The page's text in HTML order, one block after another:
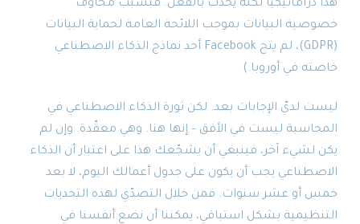
هذا دراماتيكيًا لكنه يحدث بالفعل. فبسبب مخاوف
خصوصية البيانات بموجب اللائحة العامة لحماية البيانات
(GDPR)، لم يتح Facebook أحد نماذج الذكاء الاصطناعي
خاصته في أوروبا.)
ليست لديّ الإجابات بعد. لكن ثورة الذكاء الاصطناعي في
المحاسبة ليست في الأفق – إنها هنا. وهي معقّدة. وإن لم
يكن لشيء آخر، فينبغي أن يشجّعك هذا على اعتبار أن الذكاء
الاصطناعي يجب أن يكون على جدول أعمالك اليوم، لا بعد
خمس أو عشر سنوات. فمن خلال التصدّي لهذه التحديات
التنظيمية بشكل استباقي، يمكننا أن نضع أنفسنا في